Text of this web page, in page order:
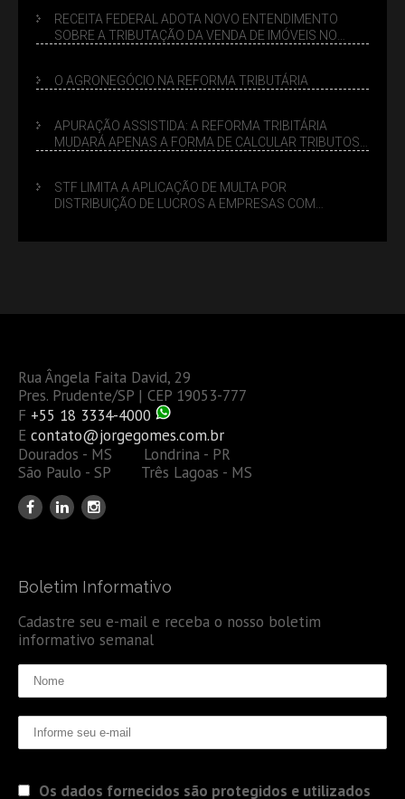
RECEITA FEDERAL ADOTA NOVO ENTENDIMENTO
SOBRE A TRIBUTAÇÃO DA VENDA DE IMÓVEIS NO
O AGRONEGÓCIO NA REFORMA TRIBUTÁRIA
APURAÇÃO ASSISTIDA: A REFORMA TRIBITÁRIA
MUDARÁ APENAS A FORMA DE CALCULAR TRIBUTOS
STF LIMITA A APLICAÇÃO DE MULTA POR
DISTRIBUIÇÃO DE LUCROS A EMPRESAS COM
Rua Ângela Faita David, 29
Pres. Prudente/SP | CEP 19053-777
F +55 18 3334-4000
E contato@jorgegomes.com.br
Dourados - MS Londrina - PR
São Paulo - SP Três Lagoas - MS
Boletim Informativo
Cadastre seu e-mail e receba o nosso boletim
informativo semanal
Os dados fornecidos são protegidos e utilizados